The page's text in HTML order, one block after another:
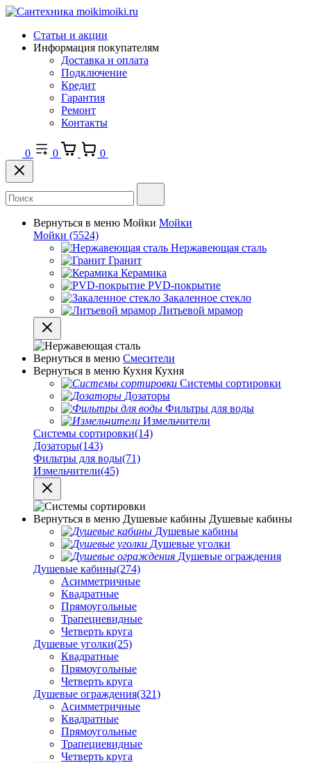
Статьи и акции
Информация покупателям
Доставка и оплата
Подключение
Кредит
Гарантия
Ремонт
Контакты
0 0 0
Вернуться в меню Мойки Мойки
Мойки (5524)
Нержавеющая сталь
Гранит
Керамика
PVD-покрытие
Закаленное стекло
Литьевой мрамор
Вернуться в меню Смесители
Вернуться в меню Кухня Кухня
Системы сортировки
Дозаторы
Фильтры для воды
Измельчители
Системы сортировки(14)
Дозаторы(143)
Фильтры для воды(71)
Измельчители(45)
Вернуться в меню Душевые кабины Душевые кабины
Душевые кабины
Душевые уголки
Душевые ограждения
Душевые кабины(274)
Асимметричные
Квадратные
Прямоугольные
Трапециевидные
Четверть круга
Душевые уголки(25)
Квадратные
Прямоугольные
Четверть круга
Душевые ограждения(321)
Асимметричные
Квадратные
Прямоугольные
Трапециевидные
Четверть круга